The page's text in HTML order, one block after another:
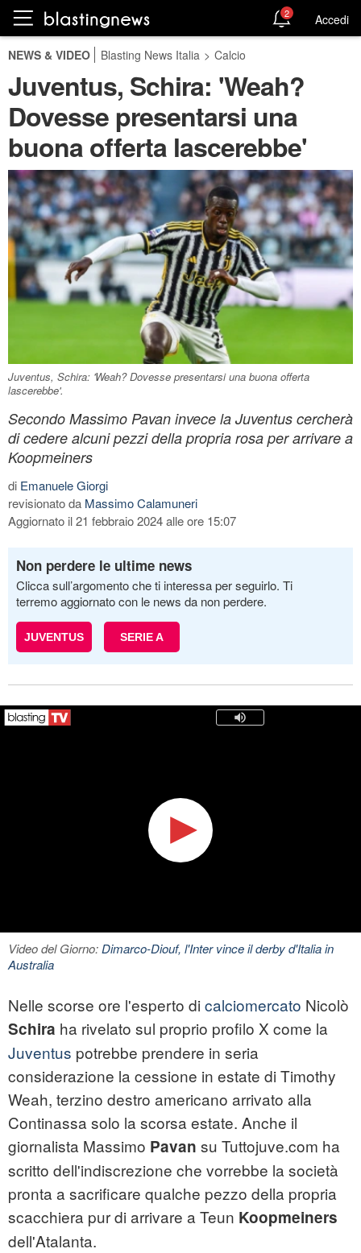
2 Accedi
NEWS & VIDEO Blasting News Italia > Calcio
Juventus, Schira: 'Weah?
Dovesse presentarsi una
buona offerta lascerebbe'
Juventus, Schira: 'Weah? Dovesse presentarsi una buona offerta
lascerebbe'.
Secondo Massimo Pavan invece la Juventus cercherà
di cedere alcuni pezzi della propria rosa per arrivare a
Koopmeiners
di Emanuele Giorgi
revisionato da Massimo Calamuneri
Aggiornato il 21 febbraio 2024 alle ore 15:07
Non perdere le ultime news
Clicca sull’argomento che ti interessa per seguirlo. Ti
terremo aggiornato con le news da non perdere.
JUVENTUS SERIE A
Video del Giorno:Dimarco-Diouf, l'Inter vince il derby d'Italia in
Australia
Nelle scorse ore l'esperto di calciomercato Nicolò
Schira ha rivelato sul proprio profilo X come la
Juventus potrebbe prendere in seria
considerazione la cessione in estate di Timothy
Weah, terzino destro americano arrivato alla
Continassa solo la scorsa estate. Anche il
giornalista Massimo Pavan su Tuttojuve.com ha
scritto dell'indiscrezione che vorrebbe la società
pronta a sacrificare qualche pezzo della propria
scacchiera pur di arrivare a Teun Koopmeiners
dell'Atalanta.